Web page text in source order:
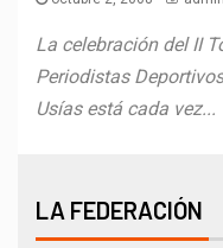
La celebración del II
Periodistas
Usías está cada vez...
LA FEDERACIÓN